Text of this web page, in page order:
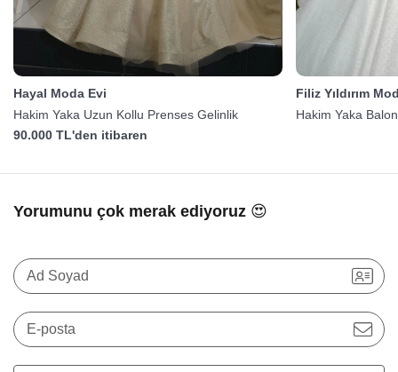
Hayal Moda Evi
Hakim Yaka Uzun Kollu Prenses Gelinlik
90.000 TL'den itibaren
Filiz Yıldırım
Hakim Yaka
Yorumunu çok merak ediyoruz 😍
Ad Soyad
E-posta